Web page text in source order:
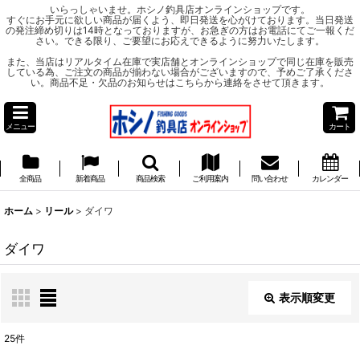
いらっしゃいませ。ホシノ釣具店オンラインショップです。
すぐにお手元に欲しい商品が届くよう、即日発送を心がけております。当日発送
の発注締め切りは14時となっておりますが、お急ぎの方はお電話にてご一報くだ
さい。できる限り、ご要望にお応えできるように努力いたします。
また、当店はリアルタイム在庫で実店舗とオンラインショップで同じ在庫を販売
している為、ご注文の商品が揃わない場合がございますので、予めご了承くださ
い。商品不足・欠品のお知らせはこちらから連絡をさせて頂きます。
メニュー カート
全商品 新着商品 商品検索 ご利用案内 問い合わせ カレンダー
ホーム > リール > ダイワ
ダイワ
表示順変更
25件